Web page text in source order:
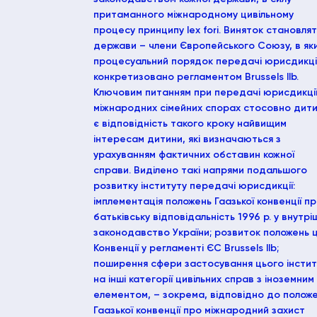
притаманного міжнародному цивільному
процесу принципу lex fori. Виняток
держави – члени Європейського Союзу, в
процесуальний порядок передачі
конкретизовано регламентом Brussels IIb.
Ключовим питанням при передачі
міжнародних сімейних спорах стосовно
є відповідність такого кроку найвищим
інтересам дитини, які визначаються з
урахуванням фактичних обставин кожної
справи. Виділено такі напрями подальшого
розвитку інституту передачі юрисдикції:
імплементація положень Гаазької конвенції
батьківську відповідальність 1996 р. у
законодавство України; розвиток положень
Конвенції у регламенті ЄС Brussels IIb;
поширення сфери застосування цього
на інші категорії цивільних справ з іноземним
елементом, – зокрема, відповідно до
Гаазької конвенції про міжнародний захист